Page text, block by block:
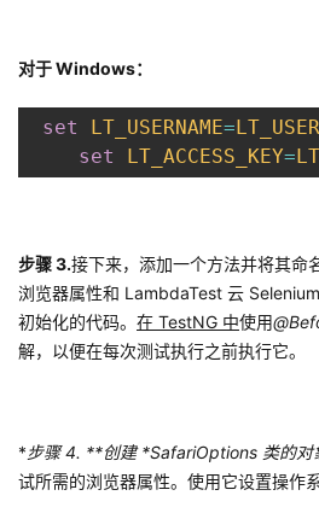
对于 Windows：
set LT_USERNAME=
set
LT_ACCESS_KEY=
步骤 3.接下来，添加一个方法并将其命
浏览器属性和 LambdaTest 云
初始化的代码。 在 TestNG 中使用
解，以便在每次测试执行之前执行它。
*步骤 4. **创建 *SafariOptions 类的对
试所需的浏览器属性。使用它设置操作